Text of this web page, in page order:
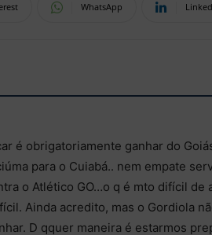
WhatsApp
é obrigatoriamente ganhar do
para o Cuiabá.. nem empate
o Atlético GO…o q é mto difícil de
Ainda acredito, mas o Gordiola
D qquer maneira é estarmos